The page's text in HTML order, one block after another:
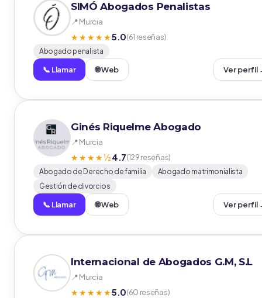
SIMÓ Abogados Penalistas
📍 Murcia
★★★★★5.0(61 reseñas)
Abogado penalista
📞 Llamar 🌐 Web Ver perfil
Ginés Riquelme Abogado
📍 Murcia
★★★★½4.7(129 reseñas)
Abogado de Derecho de familia
Abogado matrimonialista
Gestión de divorcios
📞 Llamar 🌐 Web Ver perfil
Internacional de Abogados G.M, S.L
📍 Murcia
★★★★★5.0(60 reseñas)